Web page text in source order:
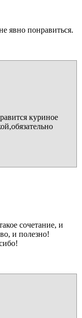
явно понравиться.
куриное
сочетание, и
и полезно!